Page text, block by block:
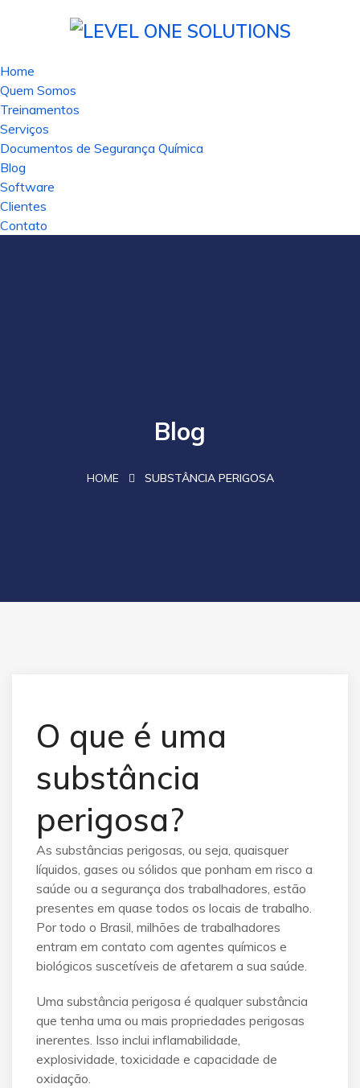
Home
Quem Somos
Treinamentos
Serviços
Documentos de Segurança Química
Blog
Software
Clientes
Contato
Blog
HOME SUBSTÂNCIA PERIGOSA
O que é uma
substância
perigosa?
As substâncias perigosas, ou seja, quaisquer
líquidos, gases ou sólidos que ponham em risco a
saúde ou a segurança dos trabalhadores, estão
presentes em quase todos os locais de trabalho.
Por todo o Brasil, milhões de trabalhadores
entram em contato com agentes químicos e
biológicos suscetíveis de afetarem a sua saúde.
Uma substância perigosa é qualquer substância
que tenha uma ou mais propriedades perigosas
inerentes. Isso inclui inflamabilidade,
explosividade, toxicidade e capacidade de
oxidação.